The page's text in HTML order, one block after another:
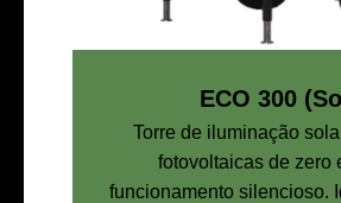
ECO 300
Torre de iluminação
fotovoltaicas de zero
funcionamento silencioso.